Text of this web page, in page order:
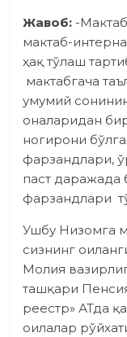
Жавоб: -
мактаб-
ҳақ тўлаш
мактабгача
умумий
оналаридан
ногирони
фарзандлари,
паст даражада
фарзандлари
Ушбу Низомга
сизнинг
Молия
ташқари
реестр» АТда
оилалар